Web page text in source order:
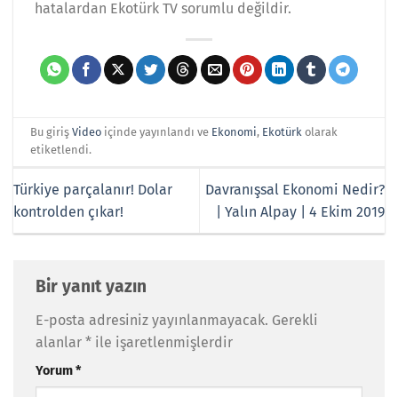
hatalardan Ekotürk TV sorumlu değildir.
Bu girişVideo içinde yayınlandı ve Ekonomi, Ekotürk olarak
etiketlendi.
Türkiye parçalanır! Dolar
kontrolden çıkar!
Davranışsal Ekonomi Nedir?
| Yalın Alpay | 4 Ekim 2019
Bir yanıt yazın
E-posta adresiniz yayınlanmayacak. Gerekli
alanlar * ile işaretlenmişlerdir
Yorum*